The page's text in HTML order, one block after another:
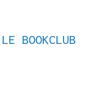
LE BOOKCLUB